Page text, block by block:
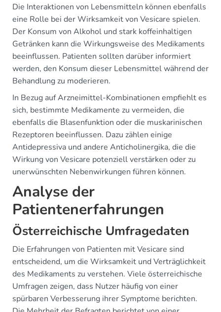
Die Interaktionen von Lebensmitteln können ebenfalls
eine Rolle bei der Wirksamkeit von Vesicare spielen.
Der Konsum von Alkohol und stark koffeinhaltigen
Getränken kann die Wirkungsweise des Medikaments
beeinflussen. Patienten sollten darüber informiert
werden, den Konsum dieser Lebensmittel während der
Behandlung zu moderieren.
In Bezug auf Arzneimittel-Kombinationen empfiehlt es
sich, bestimmte Medikamente zu vermeiden, die
ebenfalls die Blasenfunktion oder die muskarinischen
Rezeptoren beeinflussen. Dazu zählen einige
Antidepressiva und andere Anticholinergika, die die
Wirkung von Vesicare potenziell verstärken oder zu
unerwünschten Nebenwirkungen führen können.
Analyse der
Patientenerfahrungen
Österreichische Umfragedaten
Die Erfahrungen von Patienten mit Vesicare sind
entscheidend, um die Wirksamkeit und Verträglichkeit
des Medikaments zu verstehen. Viele österreichische
Umfragen zeigen, dass Nutzer häufig von einer
spürbaren Verbesserung ihrer Symptome berichten.